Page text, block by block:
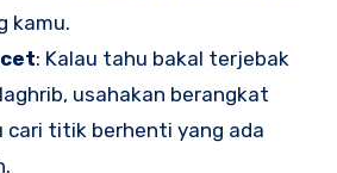
kamu.
: Kalau tahu bakal terjebak
usahakan berangkat
cari titik berhenti yang ada